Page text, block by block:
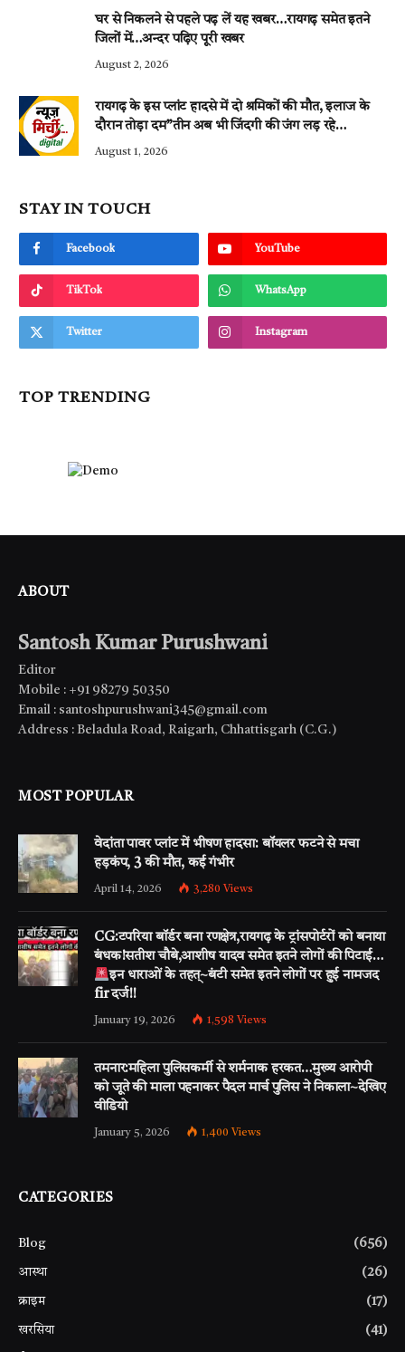
घर से निकलने से पहले पढ़ लें यह खबर…रायगढ़ समेत इतने
जिलों में…अन्दर पढ़िए पूरी खबर
August 2, 2026
रायगढ़ के इस प्लांट हादसे में दो श्रमिकों की मौत, इलाज के
दौरान तोड़ा दम”तीन अब भी जिंदगी की जंग लड़ रहे…
August 1, 2026
STAY IN TOUCH
Facebook YouTube
TikTok WhatsApp
Twitter Instagram
TOP TRENDING
ABOUT
Santosh Kumar Purushwani
Editor
Mobile : +91 98279 50350
Email : santoshpurushwani345@gmail.com
Address : Beladula Road, Raigarh, Chhattisgarh (C.G.)
MOST POPULAR
वेदांता पावर प्लांट में भीषण हादसा: बॉयलर फटने से मचा
हड़कंप, 3 की मौत, कई गंभीर
April 14, 2026 3,280 Views
CG:टपरिया बॉर्डर बना रणक्षेत्र,रायगढ़ के ट्रांसपोर्टरों को बनाया
बंधक!सतीश चौबे,आशीष यादव समेत इतने लोगों की पिटाई…
इन धाराओं के तहत्~बंटी समेत इतने लोगों पर हुई नामजद
fir दर्ज!!
January 19, 2026 1,598 Views
तमनार:महिला पुलिसकर्मी से शर्मनाक हरकत…मुख्य आरोपी
को जूते की माला पहनाकर पैदल मार्च पुलिस ने निकाला~देखिए
वीडियो
January 5, 2026 1,400 Views
CATEGORIES
Blog (656)
आस्था (26)
क्राइम (17)
खरसिया (41)